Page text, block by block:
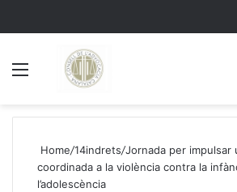
Home/14indrets/Jornada per impulsar
coordinada a la violència contra la
l’adolescència